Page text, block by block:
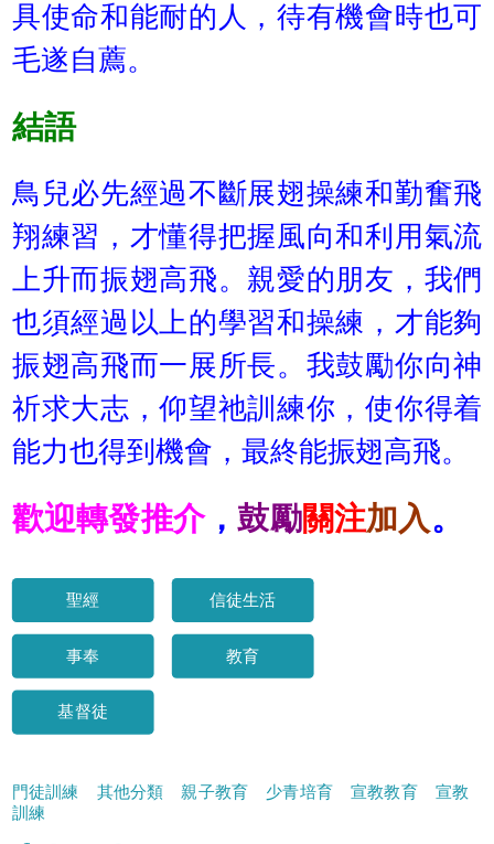
具使命和能耐的人，待有機會時也可
毛遂自薦。
結語
鳥兒必先經過不斷展翅操練和勤奮飛
翔練習，才懂得把握風向和利用氣流
上升而振翅高飛。親愛的朋友，我們
也須經過以上的學習和操練，才能夠
振翅高飛而一展所長。我鼓勵你向神
祈求大志，仰望祂訓練你，使你得着
能力也得到機會，最終能振翅高飛。
歡迎轉發推介，鼓勵關注加入 。
聖經 信徒生活
事奉 教育
基督徒
門徒訓練 其他分類 親子教育 少青培育 宣教教育
宣教
訓練